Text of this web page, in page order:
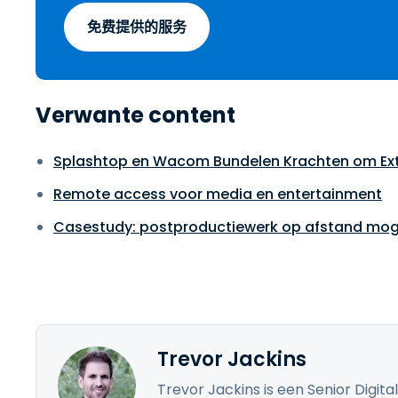
免费提供的服务
Verwante content
Splashtop en Wacom Bundelen Krachten om
Remote access voor media en entertainment
Casestudy: postproductiewerk op afstand
Trevor Jackins
Trevor Jackins is een Senior